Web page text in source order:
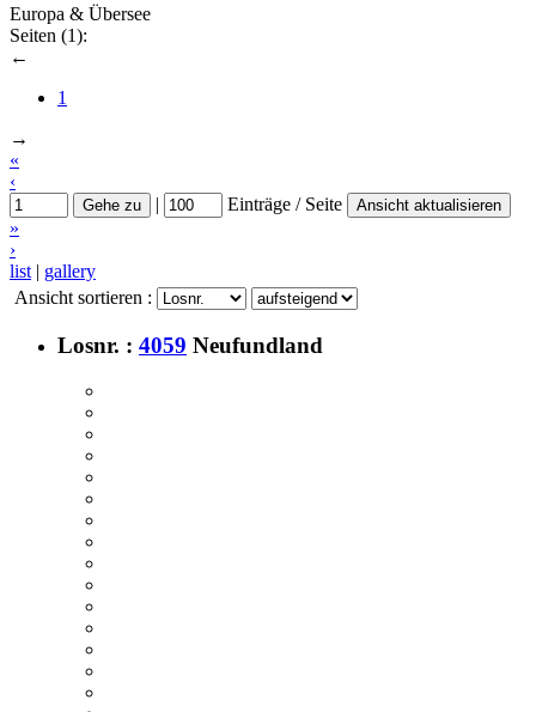
Europa & Übersee
Seiten (1):
←
1
→
«
‹
Gehe zu | Einträge / Seite Ansicht aktualisieren
»
›
list | gallery
Ansicht sortieren :
Losnr. : 4059 Neufundland